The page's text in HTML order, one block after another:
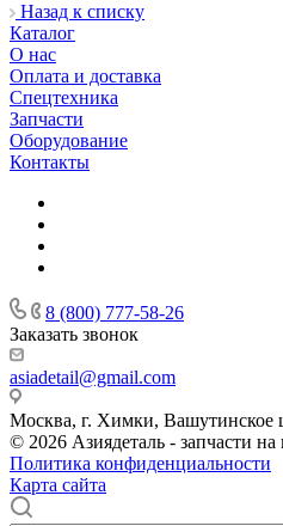
Назад к списку
Каталог
О нас
Оплата и доставка
Спецтехника
Запчасти
Оборудование
Контакты
8 (800) 777-58-26
Заказать звонок
asiadetail@gmail.com
Москва, г. Химки, Вашутинское
© 2026 Азиядеталь - запчасти
Политика конфиденциальности
Карта сайта